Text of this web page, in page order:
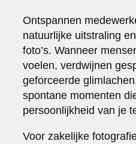
Ontspannen
natuurlijke uitstraling
foto’s. Wanneer
voelen, verdwijnen
geforceerde
spontane momenten
persoonlijkheid van je
Voor zakelijke